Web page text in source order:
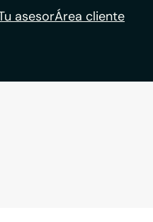
asesorÁrea cliente